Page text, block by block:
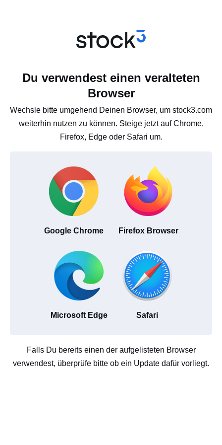
Du verwendest einen veralteten
Browser
Wechsle bitte umgehend Deinen Browser, um stock3.com
weiterhin nutzen zu können. Steige jetzt auf Chrome,
Firefox, Edge oder Safari um.
Google Chrome Firefox Browser
Microsoft Edge Safari
Falls Du bereits einen der aufgelisteten Browser
verwendest, überprüfe bitte ob ein Update dafür vorliegt.